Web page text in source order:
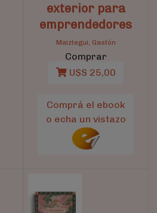
exterior para
emprendedores
Maiztegui, Gastón
Comprar
U$S 25,00
Comprá el ebook
o echa un vistazo